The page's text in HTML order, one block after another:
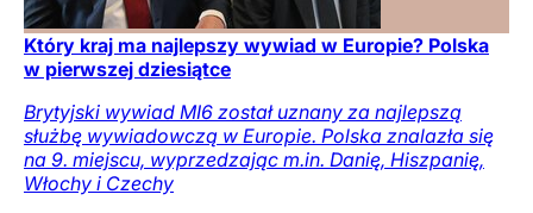
Który kraj ma najlepszy wywiad w Europie? Polska
w pierwszej dziesiątce
Brytyjski wywiad MI6 został uznany za najlepszą
służbę wywiadowczą w Europie. Polska znalazła się
na 9. miejscu, wyprzedzając m.in. Danię, Hiszpanię,
Włochy i Czechy